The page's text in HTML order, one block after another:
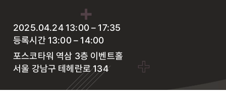
2025.04.24 13:00 – 17:35
등록시간 13:00 – 14:00
포스코타워 역삼 3층 이벤트홀
서울 강남구 테헤란로 134